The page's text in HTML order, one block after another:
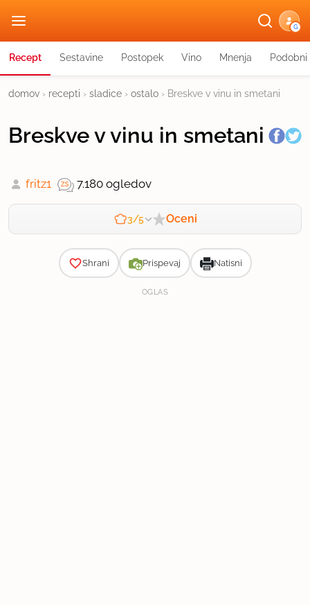
G
Recept Sestavine Postopek Vino Mnenja
domov › recepti › sladice › ostalo › Breskve v vinu in smetani
Breskve v vinu in smetani
fritz1 7.180 ogledov
3/5 Oceni
Shrani Prispevaj Natisni
OGLAS